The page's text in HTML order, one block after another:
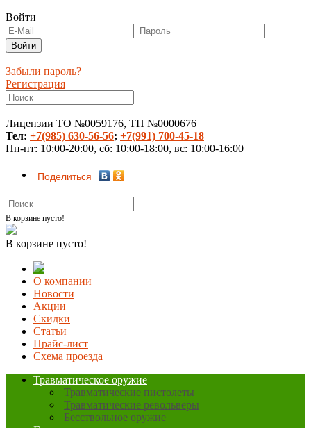
Войти
Забыли пароль?
Регистрация
Лицензии ТО №0059176, ТП №0000676
Тел: +7(985) 630-56-56; +7(991) 700-45-18
Пн-пт: 10:00-20:00, сб: 10:00-18:00, вс: 10:00-16:00
Поделиться
В корзине пусто!
В корзине пусто!
О компании
Новости
Акции
Скидки
Статьи
Прайс-лист
Схема проезда
Травматическое оружие
Травматические пистолеты
Травматические револьверы
Бесствольное оружие